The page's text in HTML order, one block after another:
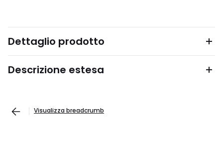
Dettaglio prodotto
Descrizione estesa
Visualizza breadcrumb